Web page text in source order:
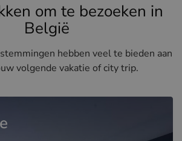
om te bezoeken in
België
hebben veel te bieden aan
volgende vakatie of city trip.